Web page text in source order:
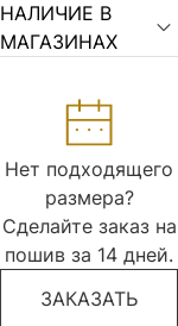
НАЛИЧИЕ В
МАГАЗИНАХ
Нет подходящего
размера?
Сделайте заказ на
пошив за 14 дней.
ЗАКАЗАТЬ